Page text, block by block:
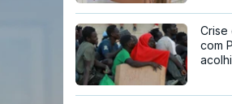
Crise
com